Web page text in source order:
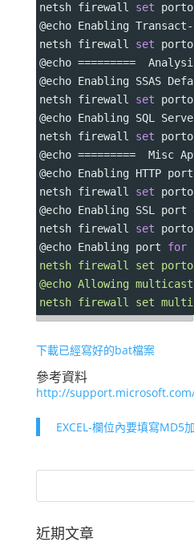
netsh firewall set
@echo Enabling Transact-
netsh firewall set
@echo =========
@echo Enabling SSAS
netsh firewall set
@echo Enabling SQL
netsh firewall set
@echo =========
Misc
@echo Enabling HTTP port
netsh firewall set
@echo Enabling SSL port
netsh firewall set
@echo Enabling port for
netsh firewall set
@echo Allowing
netsh firewall set
下載已經寫好的bat檔案
參考資料
http://
EXCEL-欄位內要填寫MD5
近期文章